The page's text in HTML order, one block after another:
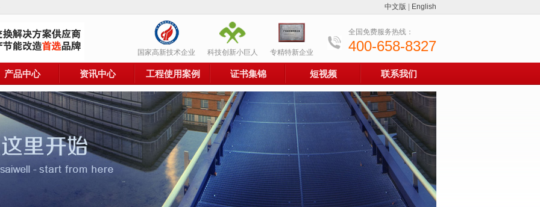
中文版 English
全国免费服务热线：
400-658-8327
国家高新技术企业 科技创新小巨人 专精特新企业
产品中心 资讯中心 工程使用案例 证书集锦 短视频 联系我们